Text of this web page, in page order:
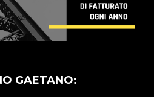
GAETANO: